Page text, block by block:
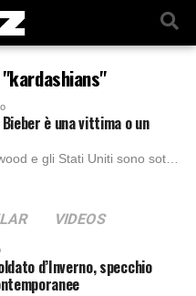
è una vittima o un
Attualmente, Hollywood e gli Stati Uniti sono sotto l’occhio di un ciclone mediatico. Il caso P Diddy sta diventando sempre più intricato e spaventoso considerando tutti...
VIDEOS
d’Inverno, specchio